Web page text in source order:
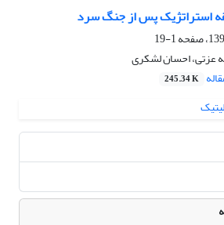
استراتژیک پس از جنگ سرد
1-19
عزتی، احسان لشکری
245.34 K